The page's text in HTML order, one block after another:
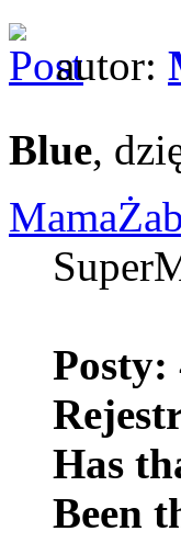
autor:
Blue,
Posty:
Has
Been